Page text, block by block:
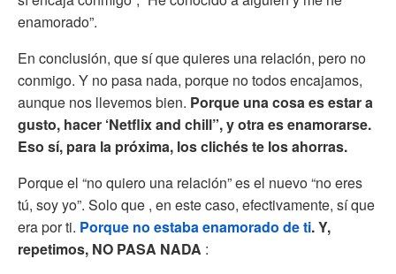
enamorado”.
En conclusión, que sí que quieres una relación, pero no
conmigo. Y no pasa nada, porque no todos encajamos,
aunque nos llevemos bien. Porque una cosa es estar a
gusto, hacer ‘Netflix and chill”, y otra es enamorarse.
Eso sí, para la próxima, los clichés te los ahorras.
Porque el “no quiero una relación” es el nuevo “no eres
tú, soy yo”. Solo que , en este caso, efectivamente, sí que
era por ti. Porque no estaba enamorado de ti. Y,
repetimos, NO PASA NADA :